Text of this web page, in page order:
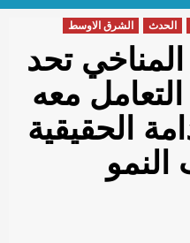
الحدث الشرق الاوسط
المناخي تحد
معه
الحقيقية